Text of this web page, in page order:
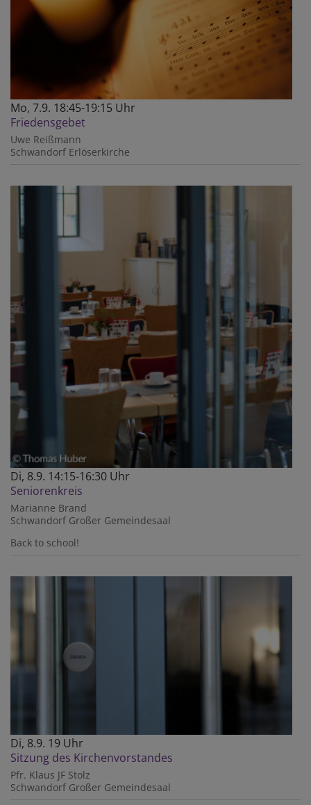
Mo, 7.9. 18:45-19:15 Uhr
Friedensgebet
Uwe Reißmann
Schwandorf Erlöserkirche
Di, 8.9. 14:15-16:30 Uhr
Seniorenkreis
Marianne Brand
Schwandorf Großer Gemeindesaal
Back to school!
Di, 8.9. 19 Uhr
Sitzung des Kirchenvorstandes
Pfr. Klaus JF Stolz
Schwandorf Großer Gemeindesaal